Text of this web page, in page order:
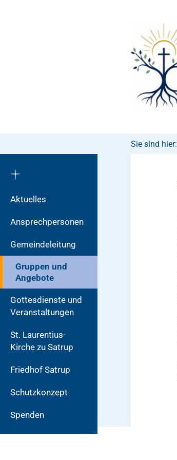
Aktuelles
Ansprechpersonen
Gemeindeleitung
Gruppen und
Angebote
Gottesdienste und
Veranstaltungen
St. Laurentius-
Kirche zu Satrup
Friedhof Satrup
Schutzkonzept
Spenden
Sie sind hier: